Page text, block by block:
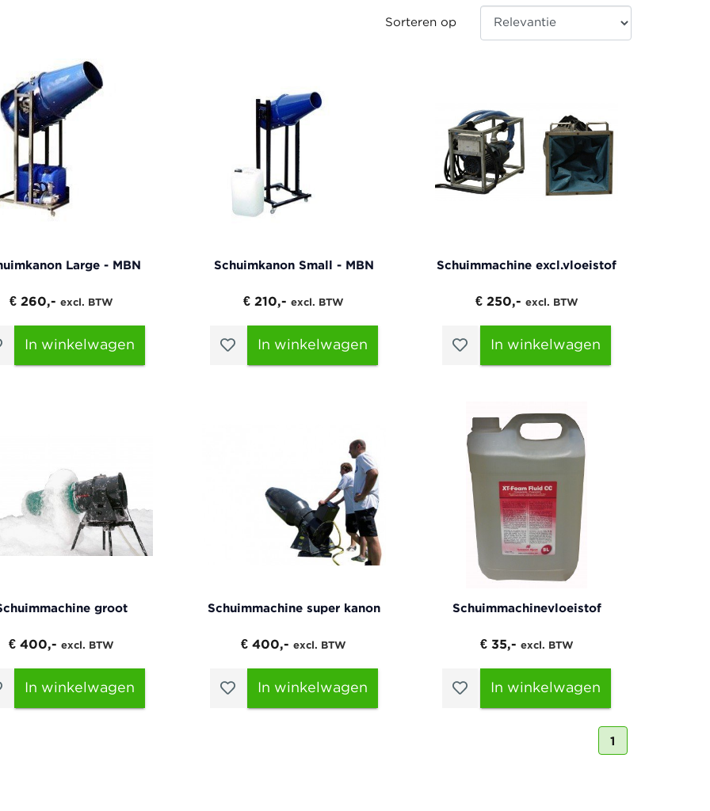
Sorteren op
Large - MBN
€ 260,- excl. BTW
In winkelwagen
Schuimkanon Small - MBN
€ 210,- excl. BTW
In winkelwagen
Schuimmachine excl.vloeistof
€ 250,- excl. BTW
In winkelwagen
groot
€ 400,- excl. BTW
In winkelwagen
Schuimmachine super kanon
€ 400,- excl. BTW
In winkelwagen
Schuimmachinevloeistof
€ 35,- excl. BTW
In winkelwagen
1